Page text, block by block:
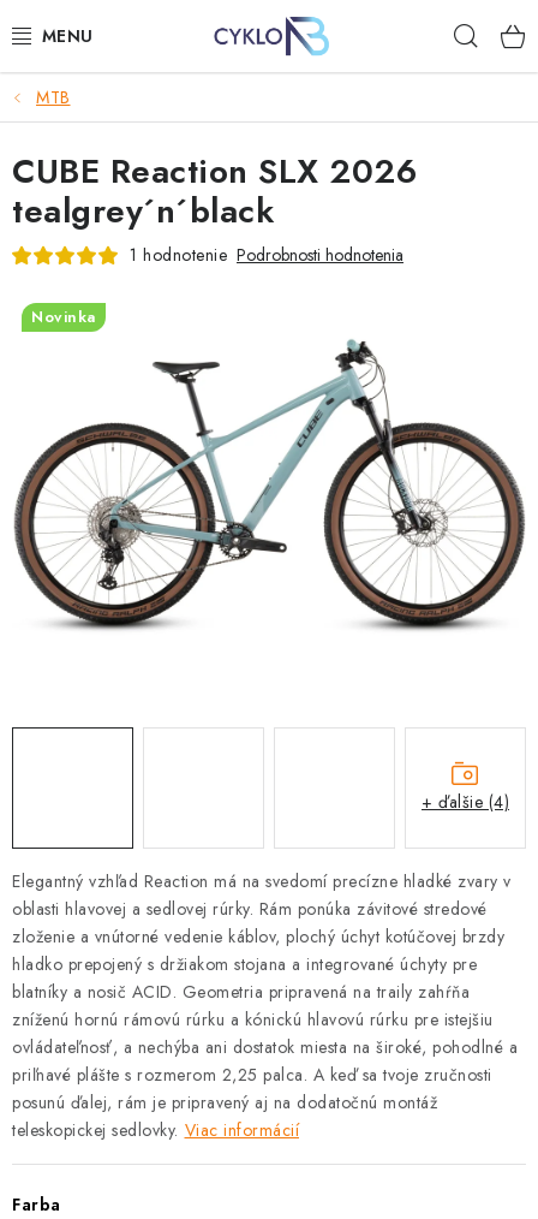
na
E-BIKE
BICYKLE
DOPLNKY
PRILBY
TRETRY
TABUĽKA VEĽKOSTÍ BICYKLOV
ZNAČKY
MTB
Elegantný vzhľad Reaction má na svedomí precízne hladké zvary v
oblasti hlavovej a sedlovej rúrky. Rám ponúka závitové stredové
zloženie a vnútorné vedenie káblov, plochý úchyt kotúčovej brzdy
hladko prepojený s držiakom stojana a integrované úchyty pre
blatníky a nosič ACID. Geometria pripravená na traily zahŕňa
zníženú hornú rámovú rúrku a kónickú hlavovú rúrku pre istejšiu
ovládateľnosť, a nechýba ani dostatok miesta na široké, pohodlné a
priľnavé plášte s rozmerom 2,25 palca. A keď sa tvoje zručnosti
posunú ďalej, rám je pripravený aj na dodatočnú montáž
teleskopickej sedlovky. Viac informácií
Farba
CUBE Reaction SLX 2026
tealgrey´n´black
1 hodnotenie Podrobnosti hodnotenia
Novinka
+ ďalšie (4)